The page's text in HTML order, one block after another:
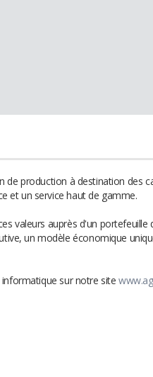
de production à destination des
et un service haut de gamme.
valeurs auprès d'un portefeuille
un modèle économique
informatique sur notre site